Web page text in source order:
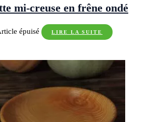
mi-creuse en frêne ondé
épuisé LIRE LA SUITE